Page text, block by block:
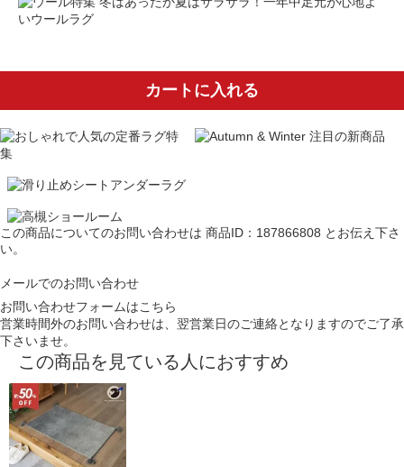
いウールラグ
カートに入れる
この商品についてのお問い合わせは 商品ID：187866808 とお伝え下さ
い。
メールでのお問い合わせ
お問い合わせフォームはこちら
営業時間外のお問い合わせは、翌営業日のご連絡となりますのでご了承
下さいませ。
この商品を見ている人におすすめ